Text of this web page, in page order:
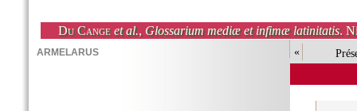
Du Cange et al., Glossarium mediæ et infimæ latinitatis.
«